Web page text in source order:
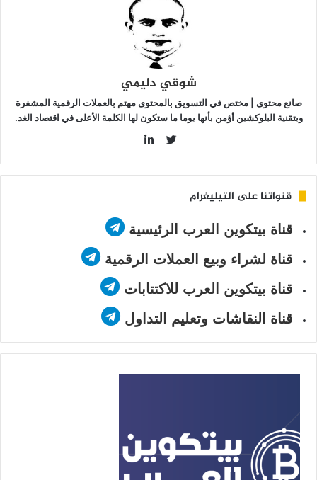
واحد… هل يبدأ سباق نحو قمم تاريخية جديدة؟
شوقي دليمي
صانع محتوى | مختص في التسويق بالمحتوى مهتم بالعملات الرقمية المشفرة
وبتقنية البلوكشين أؤمن بأنها يوما ما ستكون لها الكلمة الأعلى في اقتصاد الغد.
قنواتنا على التيليغرام
قناة بيتكوين العرب الرئيسية
قناة لشراء وبيع العملات الرقمية
قناة بيتكوين العرب للاكتتابات
قناة النقاشات وتعليم التداول